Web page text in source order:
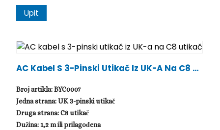
Upit
AC Kabel S 3-Pinski Utikač Iz UK-A Na C8 Ut
Broj artikla: BYC0007
Jedna strana: UK 3-pinski utikač
Druga strana: C8 utikač
Dužina: 1,2 m ili prilagođena